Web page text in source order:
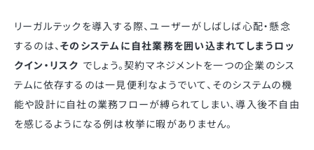
リーガルテックを導入する際、ユーザーがしばしば心配・懸念
するのは、そのシステムに自社業務を囲い込まれてしまうロッ
クイン・リスク でしょう。契約マネジメントを一つの企業のシス
テムに依存するのは一見便利なようでいて、そのシステムの機
能や設計に自社の業務フローが縛られてしまい、導入後不自由
を感じるようになる例は枚挙に暇がありません。